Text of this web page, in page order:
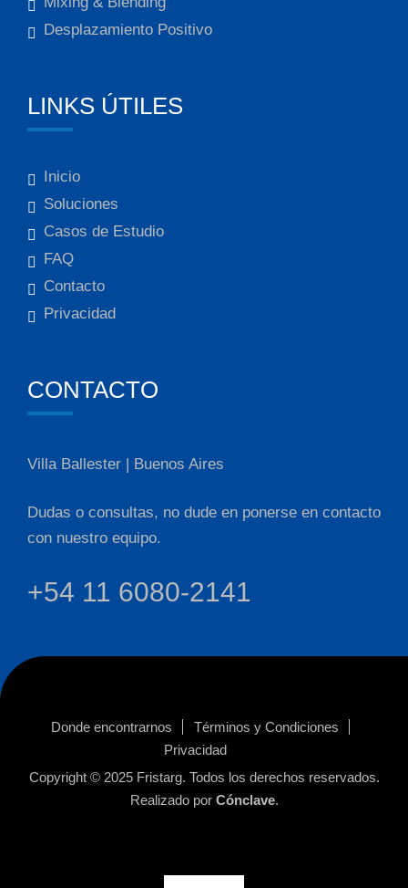
Desplazamiento Positivo
LINKS ÚTILES
Inicio
Soluciones
Casos de Estudio
FAQ
Contacto
Privacidad
CONTACTO
Villa Ballester | Buenos Aires
Dudas o consultas, no dude en ponerse en contacto
con nuestro equipo.
+54 11 6080-2141
Donde encontrarnos
Términos y Condiciones
Privacidad
Copyright © 2025 Fristarg. Todos los derechos reservados.
Realizado por Cónclave.